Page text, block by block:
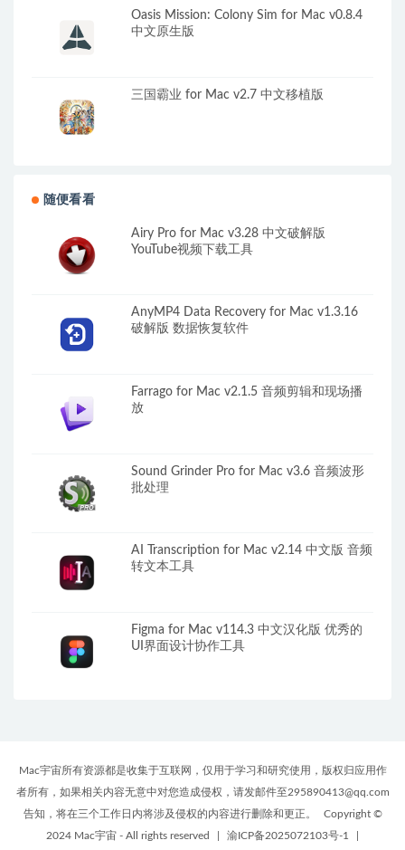
Oasis Mission: Colony Sim for Mac v0.8.4
中文原生版
三国霸业 for Mac v2.7 中文移植版
随便看看
Airy Pro for Mac v3.28 中文破解版
YouTube视频下载工具
AnyMP4 Data Recovery for Mac v1.3.16
破解版 数据恢复软件
Farrago for Mac v2.1.5 音频剪辑和现场播
放
Sound Grinder Pro for Mac v3.6 音频波形
批处理
AI Transcription for Mac v2.14 中文版 音频
转文本工具
Figma for Mac v114.3 中文汉化版 优秀的
UI界面设计协作工具
Mac宇宙所有资源都是收集于互联网，仅用于学习和研究使用，版权归应用作
者所有，如果相关内容无意中对您造成侵权，请发邮件至295890413@qq.com
告知，将在三个工作日内将涉及侵权的内容进行删除和更正。
Copyright ©
2024 Mac宇宙 - All rights reserved
渝ICP备2025072103号-1